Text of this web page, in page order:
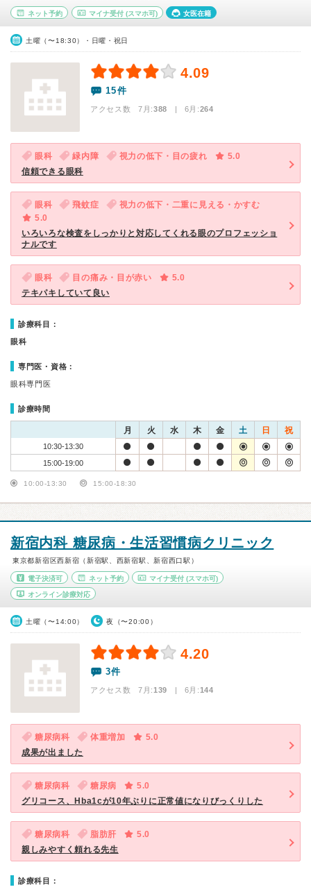
ネット予約 マイナ受付(スマホ可) 女医在籍
土曜（〜18:30）・日曜・祝日
4.09
15件
アクセス数 7月:388 | 6月:264
眼科 緑内障 視力の低下・目の疲れ
5.0
信頼できる眼科
眼科 飛蚊症
視力の低下・二重に見える・かすむ
5.0
いろいろな検査をしっかりと対応してくれる眼のプロフェッショ
ナルです
眼科 目の痛み・目が赤い
5.0
テキパキしていて良い
診療科目：
眼科
専門医・資格：
眼科専門医
診療時間
月 火 水 木 金 土 日 祝
10:30-13:30
15:00-19:00
10:00-13:30 15:00-18:30
新宿内科 糖尿病・生活習慣病クリニック
東京都新宿区西新宿（新宿駅、西新宿駅、新宿西口駅）
電子決済可 ネット予約 マイナ受付 (スマホ可)
オンライン診療対応
土曜（〜14:00） 夜（〜20:00）
4.20
3件
アクセス数 7月:139 | 6月:144
糖尿病科 体重増加
5.0
成果が出ました
糖尿病科 糖尿病
5.0
グリコース、Hba1cが10年ぶりに正常値になりびっくりした
糖尿病科 脂肪肝
5.0
親しみやすく頼れる先生
診療科目：